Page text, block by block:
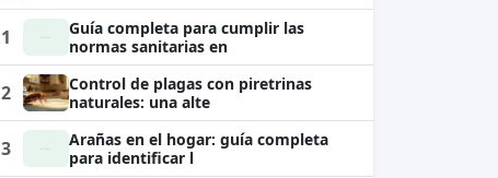
1
Guía completa para cumplir las
normas sanitarias en
2
Control de plagas con piretrinas
naturales: una alte
3
Arañas en el hogar: guía completa
para identificar l